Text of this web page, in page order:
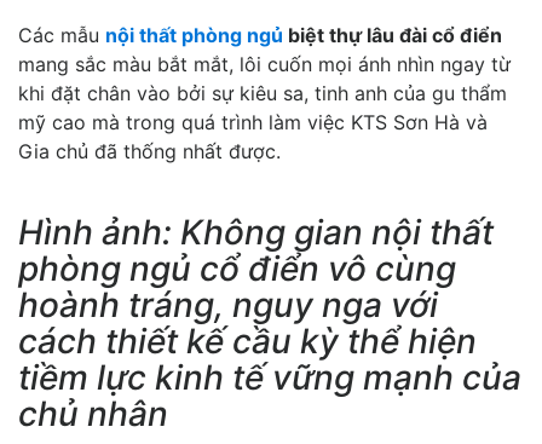
Các mẫu nội thất phòng ngủ biệt thự lâu đài cổ điển
mang sắc màu bắt mắt, lôi cuốn mọi ánh nhìn ngay từ
khi đặt chân vào bởi sự kiêu sa, tinh anh của gu thẩm
mỹ cao mà trong quá trình làm việc KTS Sơn Hà và
Gia chủ đã thống nhất được.
Hình ảnh: Không gian nội thất
phòng ngủ cổ điển vô cùng
hoành tráng, nguy nga với
cách thiết kế cầu kỳ thể hiện
tiềm lực kinh tế vững mạnh của
chủ nhân